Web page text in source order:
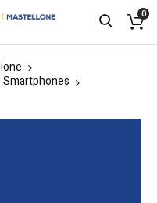
0
Smartphones